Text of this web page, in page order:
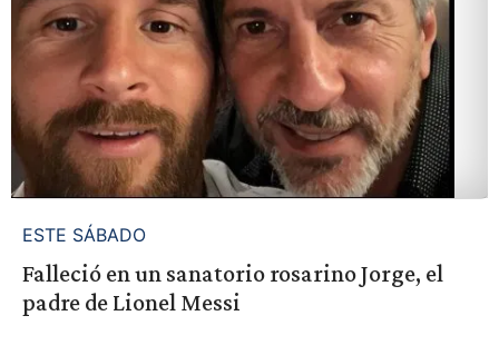
ESTE SÁBADO
Falleció en un sanatorio rosarino Jorge, el
padre de Lionel Messi